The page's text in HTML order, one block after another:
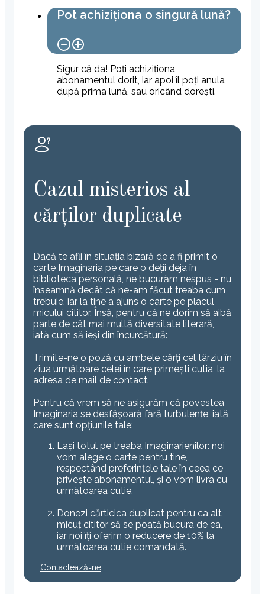
Pot achiziționa o singură lună?
Sigur că da! Poți achiziționa
abonamentul dorit, iar apoi îl poți anula
după prima lună, sau oricând dorești.
Cazul misterios al
cărților duplicate
Dacă te afli în situația bizară de a fi primit o
carte Imaginaria pe care o deții deja în
biblioteca personală, ne bucurăm nespus - nu
înseamnă decât că ne-am făcut treaba cum
trebuie, iar la tine a ajuns o carte pe placul
micului cititor. Însă, pentru că ne dorim să aibă
parte de cât mai multă diversitate literară,
iată cum să ieși din încurcătură:
Trimite-ne o poză cu ambele cărți cel târziu în
ziua următoare celei în care primești cutia, la
adresa de mail de contact.
Pentru că vrem să ne asigurăm că povestea
Imaginaria se desfășoară fără turbulențe, iată
care sunt opțiunile tale:
Lași totul pe treaba Imaginarienilor: noi
vom alege o carte pentru tine,
respectând preferințele tale în ceea ce
privește abonamentul, și o vom livra cu
următoarea cutie.
Donezi cărticica duplicat pentru ca alt
micuț cititor să se poată bucura de ea,
iar noi îți oferim o reducere de 10% la
următoarea cutie comandată.
Contactează=ne